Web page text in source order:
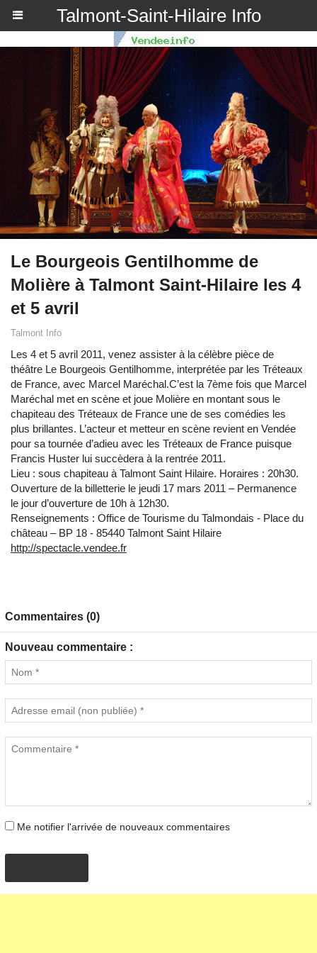
Talmont-Saint-Hilaire Info
Le Bourgeois Gentilhomme de
Molière à Talmont Saint-Hilaire les 4
et 5 avril
Talmont Info
Les 4 et 5 avril 2011, venez assister à la célèbre pièce de
théâtre Le Bourgeois Gentilhomme, interprétée par les Tréteaux
de France, avec Marcel Maréchal.C’est la 7ème fois que Marcel
Maréchal met en scène et joue Molière en montant sous le
chapiteau des Tréteaux de France une de ses comédies les
plus brillantes. L’acteur et metteur en scène revient en Vendée
pour sa tournée d’adieu avec les Tréteaux de France puisque
Francis Huster lui succèdera à la rentrée 2011.
Lieu : sous chapiteau à Talmont Saint Hilaire. Horaires : 20h30.
Ouverture de la billetterie le jeudi 17 mars 2011 – Permanence
le jour d’ouverture de 10h à 12h30.
Renseignements : Office de Tourisme du Talmondais - Place du
château – BP 18 - 85440 Talmont Saint Hilaire
http://spectacle.vendee.fr
Commentaires (0)
Nouveau commentaire :
Me notifier l'arrivée de nouveaux commentaires